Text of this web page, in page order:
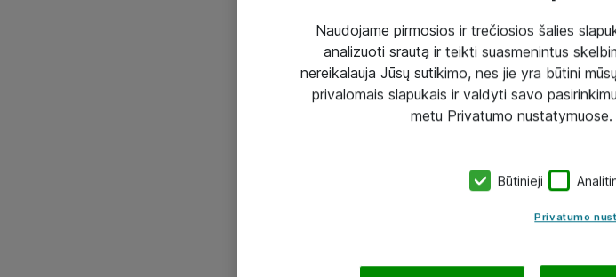
Naudojame pirmosios ir trečiosios šalies
analizuoti srautą ir teikti suasmenintus
nereikalauja Jūsų sutikimo, nes jie yra būtini
privalomais slapukais ir valdyti savo
metu Privatumo nustatymuose.
Būtinieji
Privatumo